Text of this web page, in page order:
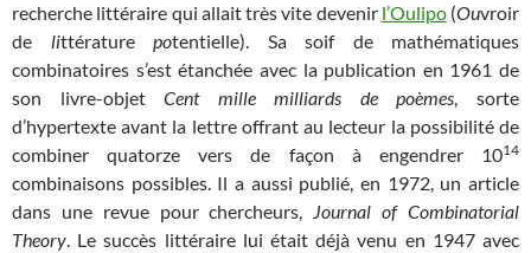
recherche littéraire qui allait très vite devenir l’Oulipo(Ouvroir
de littérature potentielle). Sa soif de mathématiques
combinatoires s’est étanchée avec la publication en 1961 de
son livre-objetCent mille milliards de poèmes, sorte
d’hypertexte avant la lettre offrant au lecteur la possibilité de
combiner quatorze vers de façon à engendrer 1014
combinaisons possibles. Il a aussi publié, en 1972, un article
dans une revue pour chercheurs, Journal of Combinatorial
Theory. Le succès littéraire lui était déjà venu en 1947 avec